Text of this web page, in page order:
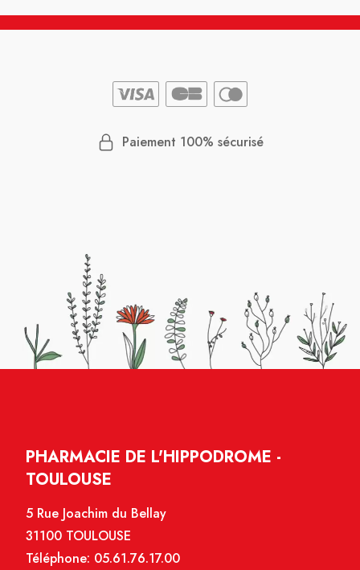
Paiement 100% sécurisé
PHARMACIE DE L'HIPPODROME -
TOULOUSE
5 Rue Joachim du Bellay
31100 TOULOUSE
Téléphone: 05.61.76.17.00